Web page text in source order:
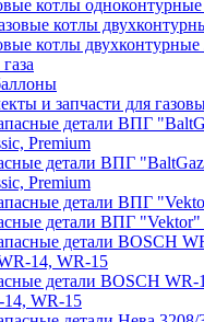
котлы
котлы
и запчасти для
детали ВПГ
Premium
детали ВПГ
детали BOSCH
WR-15